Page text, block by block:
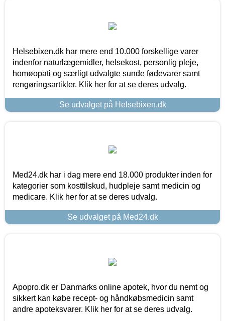
Helsebixen.dk har mere end 10.000 forskellige varer
indenfor naturlægemidler, helsekost, personlig pleje,
homøopati og særligt udvalgte sunde fødevarer samt
rengøringsartikler. Klik her for at se deres udvalg.
Se udvalget på Helsebixen.dk
Med24.dk har i dag mere end 18.000 produkter inden for
kategorier som kosttilskud, hudpleje samt medicin og
medicare. Klik her for at se deres udvalg.
Se udvalget på Med24.dk
Apopro.dk er Danmarks online apotek, hvor du nemt og
sikkert kan købe recept- og håndkøbsmedicin samt
andre apoteksvarer. Klik her for at se deres udvalg.